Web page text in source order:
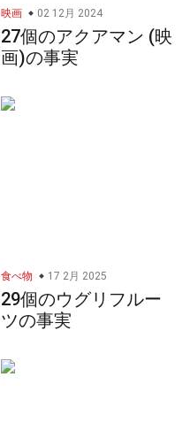
映画 02 12月 2024
27個のアクアマン (映
画)の事実
食べ物 17 2月 2025
29個のウグリフルー
ツの事実